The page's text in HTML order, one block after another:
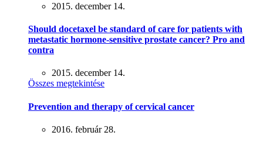
2015. december 14.
Should docetaxel be standard of care for patients with
metastatic hormone-sensitive prostate cancer? Pro and
contra
2015. december 14.
Összes megtekintése
Prevention and therapy of cervical cancer
2016. február 28.